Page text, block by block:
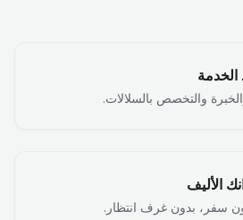
الخدمة
والتخصص بالسلالات.
الأليف
سفر، بدون غرف انتظار.